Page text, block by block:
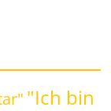
"Ich bin